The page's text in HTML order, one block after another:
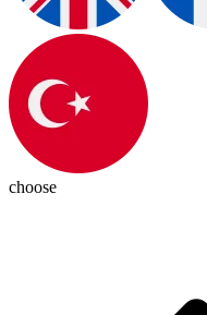
choose